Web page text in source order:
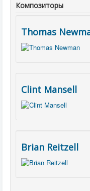
Композиторы
Thomas
Clint Mansell
Brian Reitzell